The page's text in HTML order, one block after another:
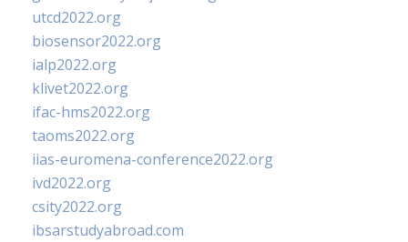
utcd2022.org
biosensor2022.org
ialp2022.org
klivet2022.org
ifac-hms2022.org
taoms2022.org
iias-euromena-conference2022.org
ivd2022.org
csity2022.org
ibsarstudyabroad.com